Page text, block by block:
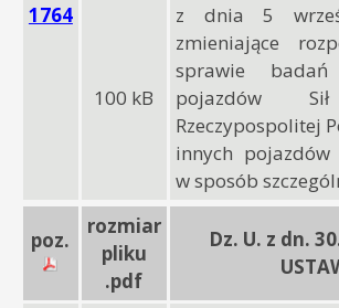
1764
100 kB
z dnia 5
zmieniające
sprawie badań
pojazdów
Rzeczypospolitej
innych pojazdów
w sposób
poz.
rozmiar
pliku
.pdf
Dz. U. z dn.